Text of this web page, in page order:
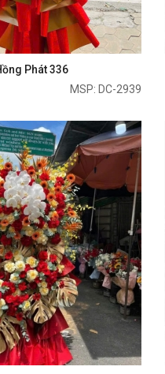
Phát 336
MSP: DC-2939
Mua ngay
Mua ngay